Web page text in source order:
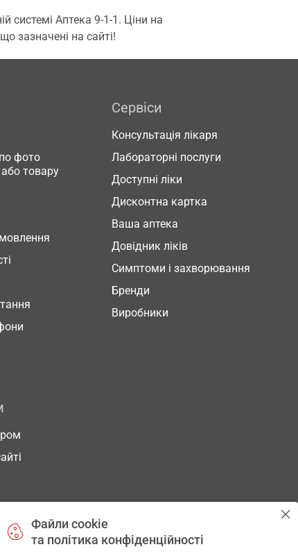
системі Аптека 9-1-1. Ціни на
зазначені на сайті!
фото
товару
Сервіси
Консультація лікаря
Лабораторні послуги
Доступні ліки
Дисконтна картка
Ваша аптека
Довідник ліків
Симптоми і захворювання
Бренди
Виробники
Файли cookie
та політика конфіденційності